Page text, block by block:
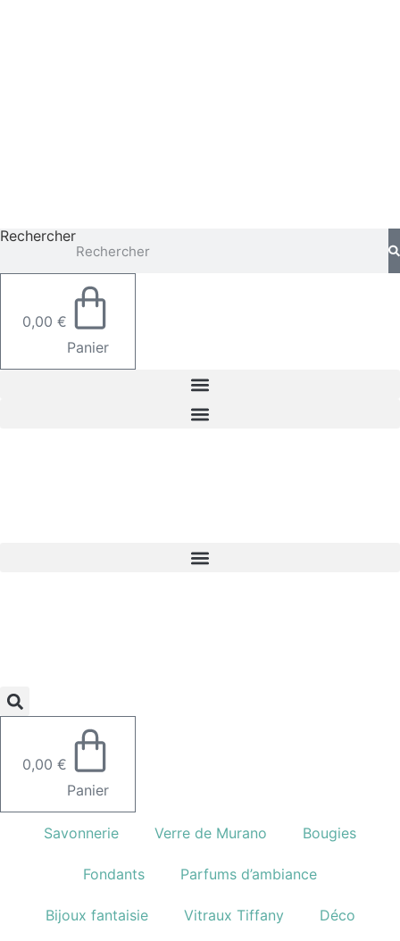
Rechercher
0,00 €
Panier
0,00 €
Panier
Savonnerie Verre de Murano Bougies
Fondants Parfums d’ambiance
Bijoux fantaisie Vitraux Tiffany Déco